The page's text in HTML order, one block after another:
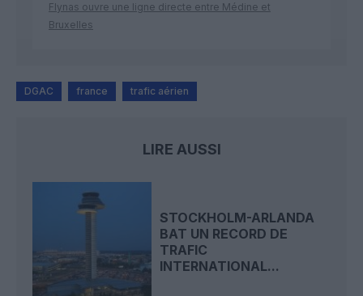
Flynas ouvre une ligne directe entre Médine et
Bruxelles
DGAC france trafic aérien
LIRE AUSSI
STOCKHOLM-ARLANDA
BAT UN RECORD DE
TRAFIC
INTERNATIONAL...